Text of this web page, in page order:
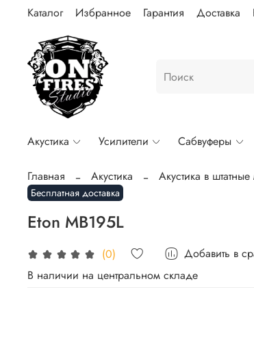
Каталог Избранное Гарантия Доставка
Акустика Усилители Сабвуферы
Главная Акустика Акустика в штатные
Бесплатная доставка
Eton MB195L
В наличии на центральном складе
(0) Добавить в